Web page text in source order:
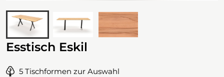
Esstisch Eskil
5 Tischformen zur Auswahl